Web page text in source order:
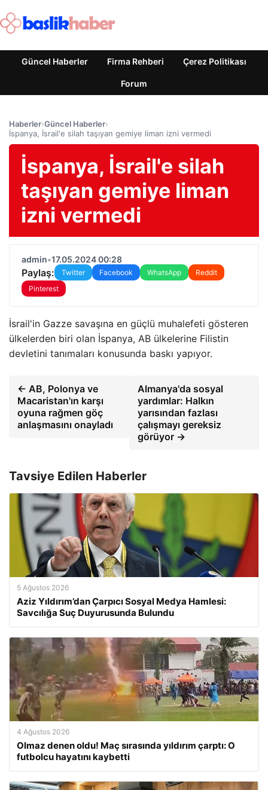
Güncel Haberler Firma Rehberi Çerez Politikası
Forum
Haberler›Güncel Haberler›
İspanya, İsrail'e silah taşıyan gemiye liman izni vermedi
İspanya, İsrail'e silah
taşıyan gemiye liman
izni vermedi
admin•17.05.2024 00:28
Paylaş: Twitter Facebook WhatsApp
Reddit
Pinterest
İsrail'in Gazze savaşına en güçlü muhalefeti gösteren
ülkelerden biri olan İspanya, AB ülkelerine Filistin
devletini tanımaları konusunda baskı yapıyor.
← AB, Polonya ve
Macaristan'ın karşı
oyuna rağmen göç
anlaşmasını onayladı
Almanya'da sosyal
yardımlar: Halkın
yarısından fazlası
çalışmayı gereksiz
görüyor →
Tavsiye Edilen Haberler
5 Ağustos 2026
Aziz Yıldırım’dan Çarpıcı Sosyal Medya Hamlesi:
Savcılığa Suç Duyurusunda Bulundu
4 Ağustos 2026
Olmaz denen oldu! Maç sırasında yıldırım çarptı: O
futbolcu hayatını kaybetti